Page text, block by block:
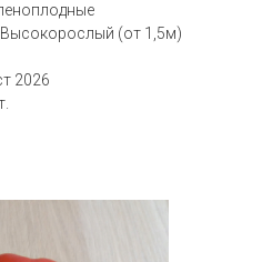
(от 1,5м)
2026